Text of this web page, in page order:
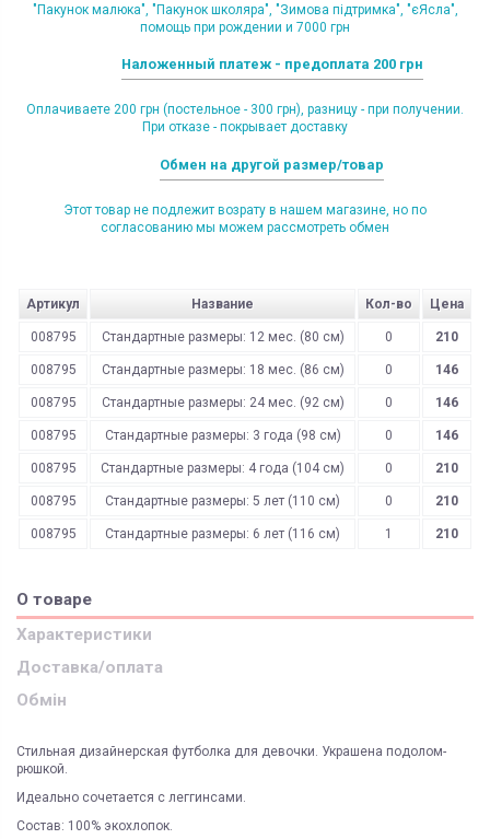
"Пакунок малюка", "Пакунок школяра", "Зимова підтримка", "єЯсла",
помощь при рождении и 7000 грн
Наложенный платеж - предоплата 200 грн
Оплачиваете 200 грн (постельное - 300 грн), разницу - при получении.
При отказе - покрывает доставку
Обмен на другой размер/товар
Этот товар не подлежит возрату в нашем магазине, но по
согласованию мы можем рассмотреть обмен
Артикул Название Кол-во Цена
008795 Стандартные размеры: 12 мес. (80 см) 0 210
008795 Стандартные размеры: 18 мес. (86 см) 0 146
008795 Стандартные размеры: 24 мес. (92 см) 0 146
008795 Стандартные размеры: 3 года (98 см) 0 146
008795 Стандартные размеры: 4 года (104 см) 0 210
008795 Стандартные размеры: 5 лет (110 см) 0 210
008795 Стандартные размеры: 6 лет (116 см) 1 210
О товаре
Характеристики
Доставка/оплата
Обмін
Стильная дизайнерская футболка для девочки. Украшена подолом-
рюшкой.
Идеально сочетается с леггинсами.
Состав: 100% экохлопок.